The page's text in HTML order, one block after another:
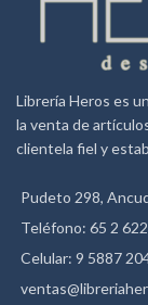
Librería Heros es
la venta de
clientela fiel y
Pudeto 298,
Teléfono: 65 2
Celular: 9 5887